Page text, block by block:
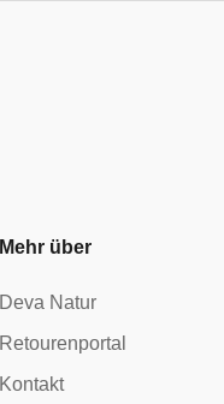
Mehr über
Deva Natur
Retourenportal
Kontakt